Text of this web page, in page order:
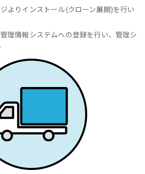
よりインストール(クローン展開)を行い
理情報システムへの登録を行い、管理シ